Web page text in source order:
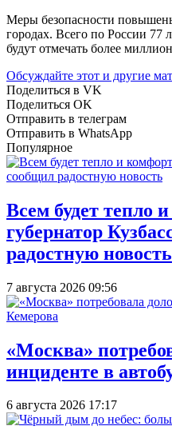
Меры безопасности
городах. Всего по России 77
будут отмечать более
Обсуждайте этот и другие
Поделиться в VK
Поделиться OK
Отправить в телеграм
Отправить в WhatsApp
Популярное
Всем будет тепло
губернатор
радостную новость
7 августа 2026 09:56
«Москва»
инциденте в
6 августа 2026 17:17